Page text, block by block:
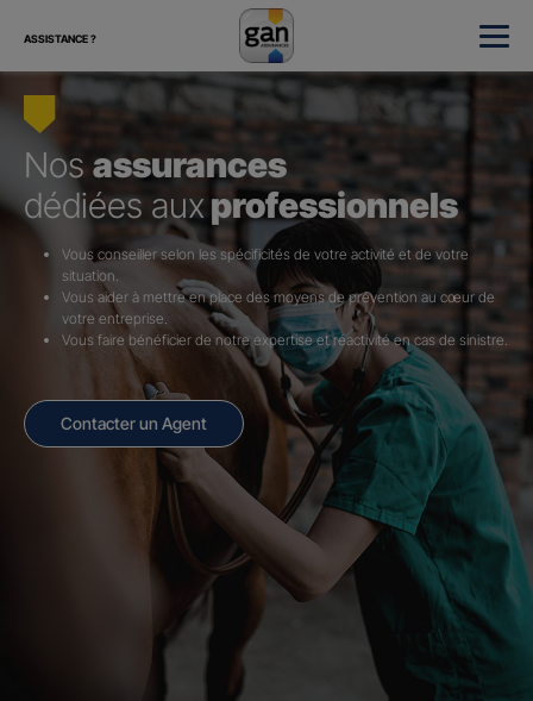
ASSISTANCE ?
Nosassurances
dédiées aux professionnels
Vous conseiller selon les spécificités de votre activité et de votre
situation.
Vous aider à mettre en place des moyens de prévention au cœur de
votre entreprise.
Vous faire bénéficier de notre expertise et réactivité en cas de sinistre.
Contacter un Agent